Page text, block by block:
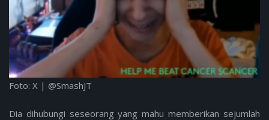
Foto: X | @SmashJT
Dia dihubungi seseorang yang mahu memberikan sejumlah